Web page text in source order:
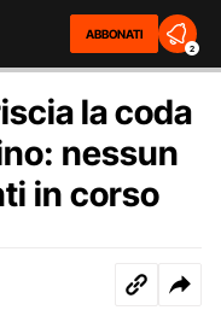
ABBONATI
2
la coda
nessun
in corso